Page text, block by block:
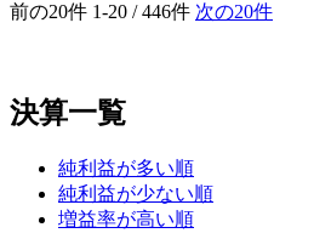
前の20件 1-20 / 446件 次の20件
決算一覧
純利益が多い順
純利益が少ない順
増益率が高い順